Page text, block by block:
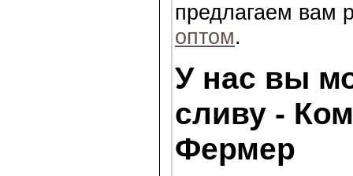
предлагаем вам
оптом.
У нас вы
сливу -
Фермер